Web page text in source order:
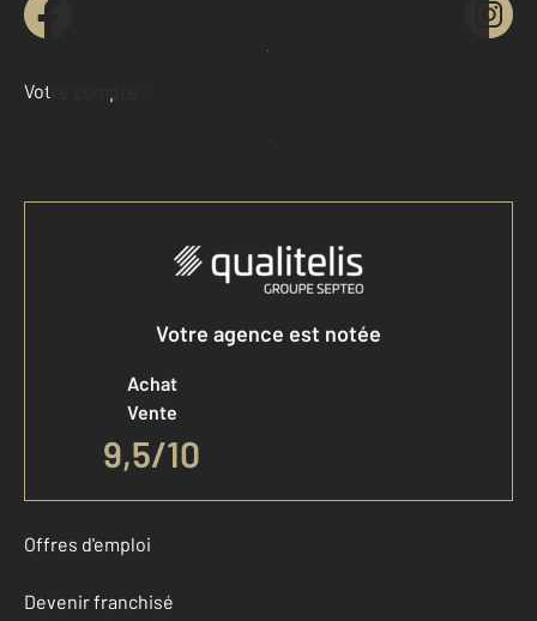
Demander une estimation
Votre compte :
Accéder à mon compte
Votre agence est notée
Achat
Vente
9,5/10
Offres d'emploi
Devenir franchisé